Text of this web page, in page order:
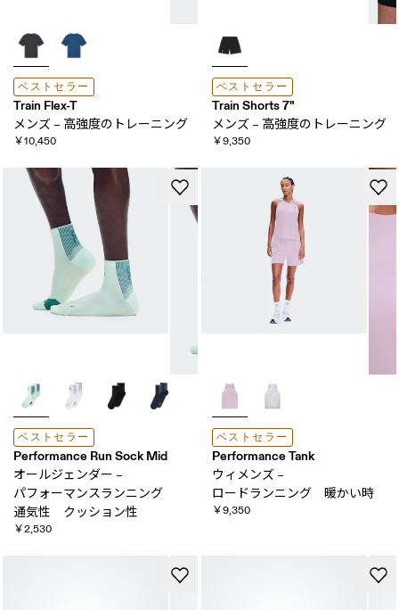
ベストセラー
Train Flex-T
メンズ – 高強度の​トレーニング
￥10,450
ベストセラー
Train Shorts 7"
メンズ – 高強度の​トレーニング
￥9,350
ベストセラー
Performance Run Sock Mid
オールジェンダー –
パフォーマンスランニング ​
通気性 クッション性
￥2,530
ベストセラー
Performance Tank
ウィメンズ –
ロードランニング 暖かい​時
￥9,350